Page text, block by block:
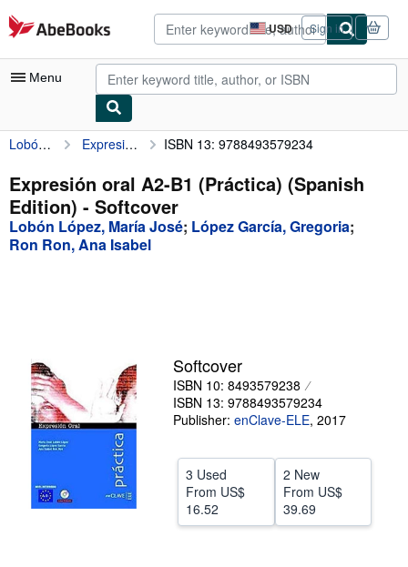
Skip to main content
AbeBooks.com USD
Site
shopping
preferences
Sign in
Menu
My Account
My Purchases
Advanced Search
Browse Collections
Sellers
Start Selling
Help
CLOSE
Lobón López, María José Expresión oral A2-B1 (Práctica) (Spanish Edition) ISBN 13: 9788493579234
Expresión oral A2-B1 (Práctica) (Spanish
Edition) - Softcover
Lobón López, María José; López García, Gregoria;
Ron Ron, Ana Isabel
Softcover
ISBN 10: 8493579238
ISBN 13: 9788493579234
Publisher: enClave-ELE, 2017
3 Used
From US$
16.52
2 New
From US$
39.69